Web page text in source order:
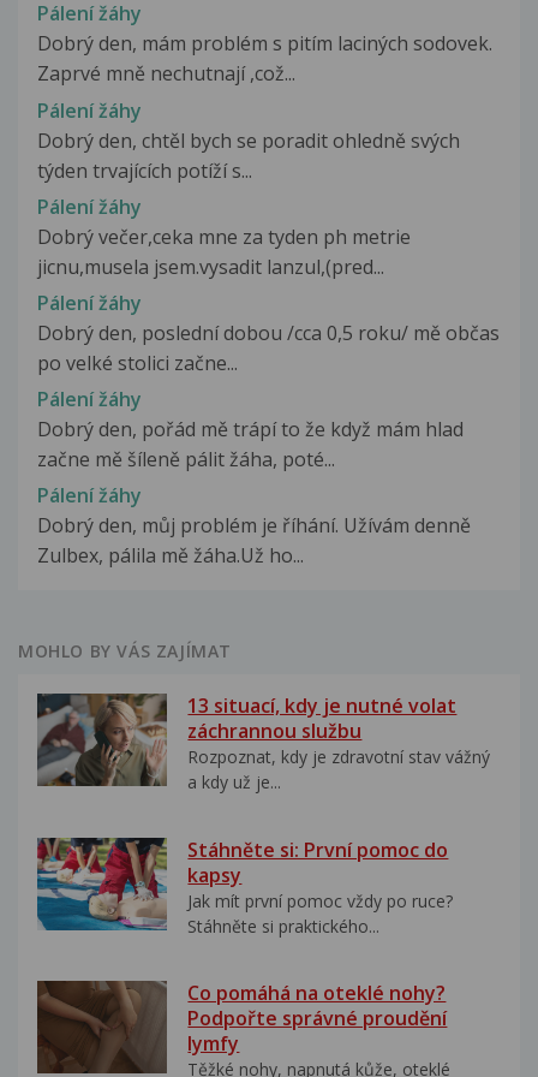
Pálení žáhy
Dobrý den, mám problém s pitím laciných sodovek.
Zaprvé mně nechutnají ,což...
Pálení žáhy
Dobrý den, chtěl bych se poradit ohledně svých
týden trvajících potíží s...
Pálení žáhy
Dobrý večer,ceka mne za tyden ph metrie
jicnu,musela jsem.vysadit lanzul,(pred...
Pálení žáhy
Dobrý den, poslední dobou /cca 0,5 roku/ mě občas
po velké stolici začne...
Pálení žáhy
Dobrý den, pořád mě trápí to že když mám hlad
začne mě šíleně pálit žáha, poté...
Pálení žáhy
Dobrý den, můj problém je říhání. Užívám denně
Zulbex, pálila mě žáha.Už ho...
MOHLO BY VÁS ZAJÍMAT
13 situací, kdy je nutné volat
záchrannou službu
Rozpoznat, kdy je zdravotní stav vážný
a kdy už je...
Stáhněte si: První pomoc do
kapsy
Jak mít první pomoc vždy po ruce?
Stáhněte si praktického...
Co pomáhá na oteklé nohy?
Podpořte správné proudění
lymfy
Těžké nohy, napnutá kůže, oteklé